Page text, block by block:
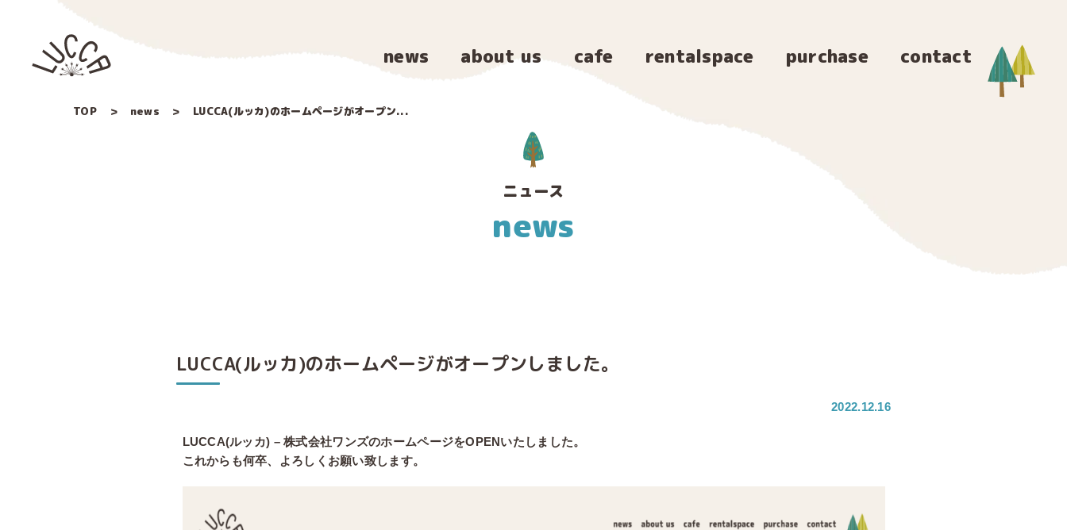
news about us cafe rentalspace purchase contact
TOP news LUCCA(ルッカ)のホームページがオープン...
ニュース
LUCCA(ルッカ)のホームページがオープンしました。
2022.12.16
LUCCA(ルッカ) – 株式会社ワンズのホームページをOPENいたしました。
これからも何卒、よろしくお願い致します。